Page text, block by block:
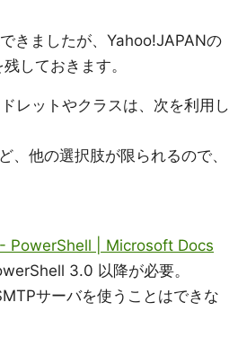
きましたが、Yahoo!JAPANの
しておきます。
レットやクラスは、次を利用し
他の選択肢が限られるので、
PowerShell | Microsoft Docs
3.0 以降が必要。
サーバを使うことはできな